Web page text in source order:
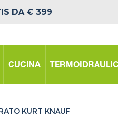
DA € 399
CUCINA
KURT KNAUF